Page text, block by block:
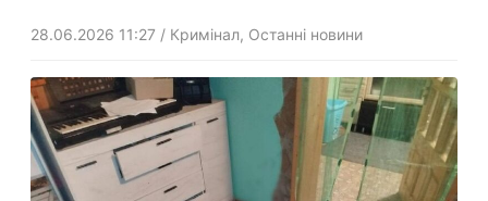
28.06.2026 11:27 / Кримінал, Останні новини